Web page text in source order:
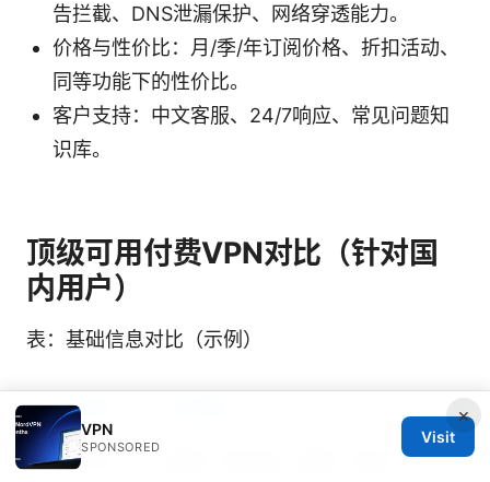
告拦截、DNS泄漏保护、网络穿透能力。
价格与性价比：月/季/年订阅价格、折扣活动、
同等功能下的性价比。
客户支持：中文客服、24/7响应、常见问题知
识库。
顶级可用付费VPN对比（针对国
内用户）
表：基础信息对比（示例）
VPN 服务
A安VPN
×
VPN
SPONSORED
Visit